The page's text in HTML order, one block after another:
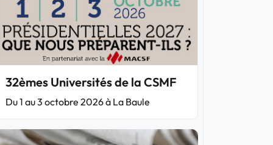
32èmes Universités de la CSMF
Du 1 au 3 octobre 2026 à La Baule